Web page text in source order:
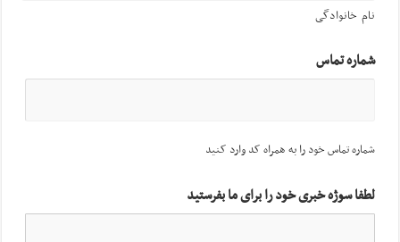
نام خانوادگی
شماره تماس
شماره تماس خود را به همراه کد وارد کنید
لطفا سوژه خبری خود را برای ما بفرستید